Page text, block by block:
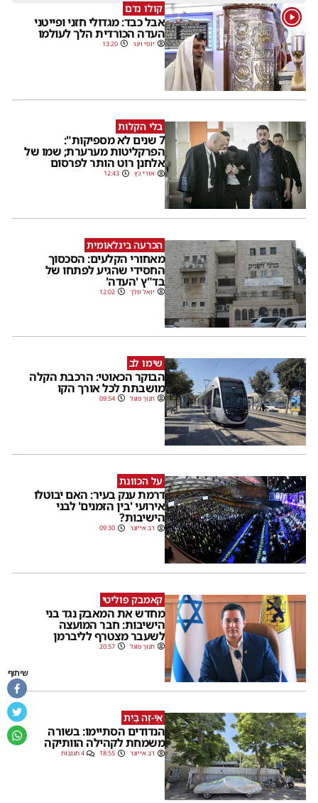
1 קולו נדם
אבל כבד: מגדולי חזני ופייטני
העדה הכורדית הלך לעולמו
יוסי וינר 13:20
בלי הקלות
7 שנים לא מספיקות":
הפרקליטות מערערת; שמו של
אלחנן רוט הותר לפרסום
אורי כץ 12:43
הכרעה בינלאומית
מאחורי הקלעים: הסכסוך
החסידי שהגיע לפתחו של
בד"ץ 'העדה'
יואל וולך 12:02
שימו לב
הבוקר הכאוטי: הרכבת הקלה
מושבתת לכל אורך הקו
חנוך פוגל 09:54
על הכוונת
דרמת ענק בעיר: האם יבוטלו
אירועי 'בין הזמנים' לבני
הישיבות?
דב אייזנר 09:30
קאמבק פוליטי
מחדש את המאבק נגד בני
הישיבות: חבר המועצה
לשעבר מצטרף לליברמן
חנוך פוגל 20:57
אֵי-זֶה בַּיִת
הנדודים הסתיימו: בשורה
משמחת לקהילה הוותיקה
דב אייזנר 18:55 4 תגובות
שיתוף